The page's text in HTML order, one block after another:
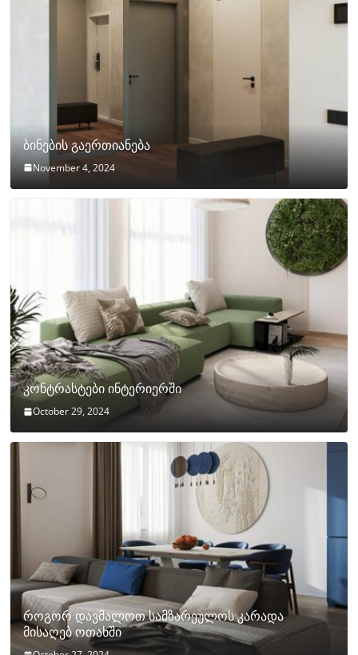
ბინების გაერთიანება
November 4, 2024
კონტრასტები ინტერიერში
October 29, 2024
როგორ დავმალოთ სამზარეულოს კარადა
მისაღებ ოთახში